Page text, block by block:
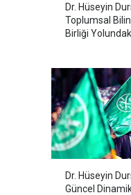
Dr. Hüseyin
Toplumsal
Birliği
Dr. Hüseyin
Güncel